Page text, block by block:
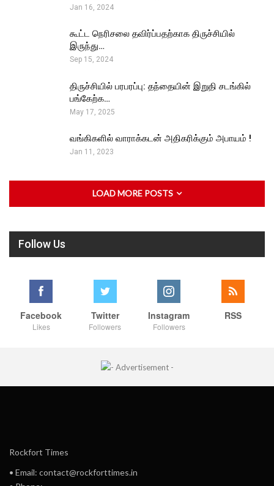
Jan 16, 2024
கூட்ட நெரிசலை தவிர்ப்பதற்காக திருச்சியில்
இருந்து…
Sep 15, 2024
திருச்சியில் பரபரப்பு: தந்தையின் இறுதி சடங்கில்
பங்கேற்க…
May 17, 2025
வங்கிகளில் வாராக்கடன் அதிகரிக்கும் அபாயம் !
Jan 11, 2023
LOAD MORE POSTS
Follow Us
Facebook
Likes
Twitter
Followers
Instagram
Followers
RSS
Rockfort Times
• Email: contact@rockforttimes.in